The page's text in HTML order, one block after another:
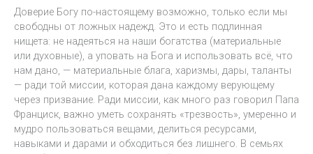
Доверие Богу по-настоящему возможно, только если мы
свободны от ложных надежд. Это и есть подлинная
нищета: не надеяться на наши богатства (материальные
или духовные), а уповать на Бога и использовать всё, что
нам дано, — материальные блага, харизмы, дары, таланты
— ради той миссии, которая дана каждому верующему
через призвание. Ради миссии, как много раз говорил Папа
Франциск, важно уметь сохранять «трезвость», умеренно и
мудро пользоваться вещами, делиться ресурсами,
навыками и дарами и обходиться без лишнего. В семьях